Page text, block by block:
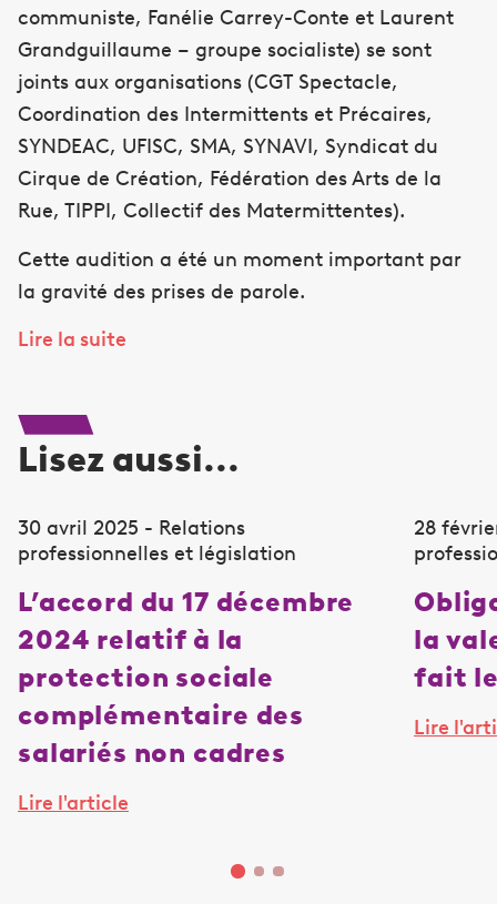
communiste, Fanélie Carrey-Conte et Laurent
Grandguillaume – groupe socialiste) se sont
joints aux organisations (CGT Spectacle,
Coordination des Intermittents et Précaires,
SYNDEAC, UFISC, SMA, SYNAVI, Syndicat du
Cirque de Création, Fédération des Arts de la
Rue, TIPPI, Collectif des Matermittentes).
Cette audition a été un moment important par
la gravité des prises de parole.
Lire la suite
Lisez aussi...
30 avril 2025 - Relations
professionnelles et législation
L’accord du 17 décembre
2024 relatif à la
protection sociale
complémentaire des
salariés non cadres
Lire l'article
28
la
fait
Lire